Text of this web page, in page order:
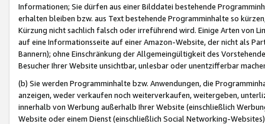
Informationen; Sie dürfen aus einer Bilddatei bestehende
erhalten bleiben bzw. aus Text bestehende Programminhalte so
Kürzung nicht sachlich falsch oder irreführend wird. Einige Arten von
auf eine Informationsseite auf einer Amazon-Website, der nicht als
Bannern); ohne Einschränkung der Allgemeingültigkeit des
Besucher Ihrer Website unsichtbar, unlesbar oder unentzifferbar
(b) Sie werden Programminhalte bzw. Anwendungen, die
anzeigen, weder verkaufen noch weiterverkaufen, weitergeben,
innerhalb von Werbung außerhalb Ihrer Website (einschließlich
Website oder einem Dienst (einschließlich Social Networking-